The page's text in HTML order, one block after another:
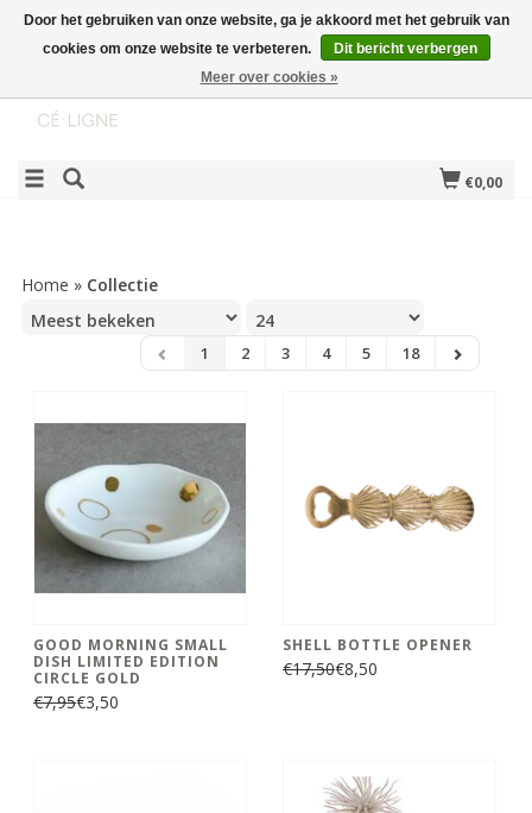
€0,00
Home » Collectie
1 2 3 4 5 18
GOOD MORNING SMALL
DISH LIMITED EDITION
CIRCLE GOLD
€7,95€3,50
SHELL BOTTLE OPENER
€17,50€8,50
Door het gebruiken van onze website, ga je akkoord met het gebruik van
cookies om onze website te verbeteren.
Dit bericht verbergen
Meer over cookies »